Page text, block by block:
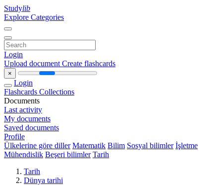
Studylib
Explore Categories
Login
Upload document Create flashcards
×
Login
Flashcards Collections
Documents
Last activity
My documents
Saved documents
Profile
Ülkelerine göre diller Matematik Bilim Sosyal bilimler İşletme
Mühendislik Beşeri bilimler Tarih
Tarih
Dünya tarihi